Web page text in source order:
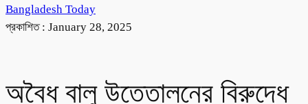
Bangladesh Today
প্রকাশিত : January 28, 2025
অবৈধ বালু উত্তোলনের বিরুদ্ধে